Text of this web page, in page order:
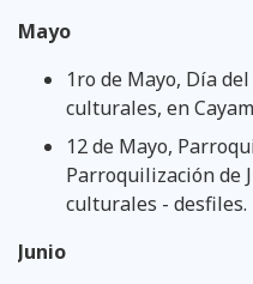
Mayo
1ro de Mayo, Día
culturales, en
12 de Mayo,
Parroquilización de
culturales - desfiles.
Junio